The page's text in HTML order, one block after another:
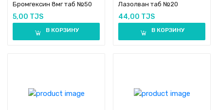
Бромгексин 8мг таб №50
5,00 TJS
В КОРЗИНУ
Лазолван таб №20
44,00 TJS
В КОРЗИНУ